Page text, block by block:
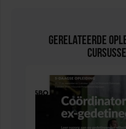
Gerelateerde